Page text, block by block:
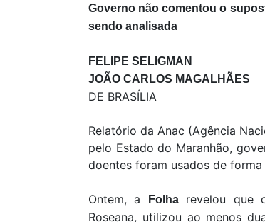
Governo não comentou o
sendo analisada
FELIPE SELIGMAN
JOÃO CARLOS MAGALHÃES
DE BRASÍLIA
Relatório da Anac (Agência
pelo Estado do Maranhão,
doentes foram usados de forma
Ontem, a Folharevelou que o
Roseana, utilizou ao menos